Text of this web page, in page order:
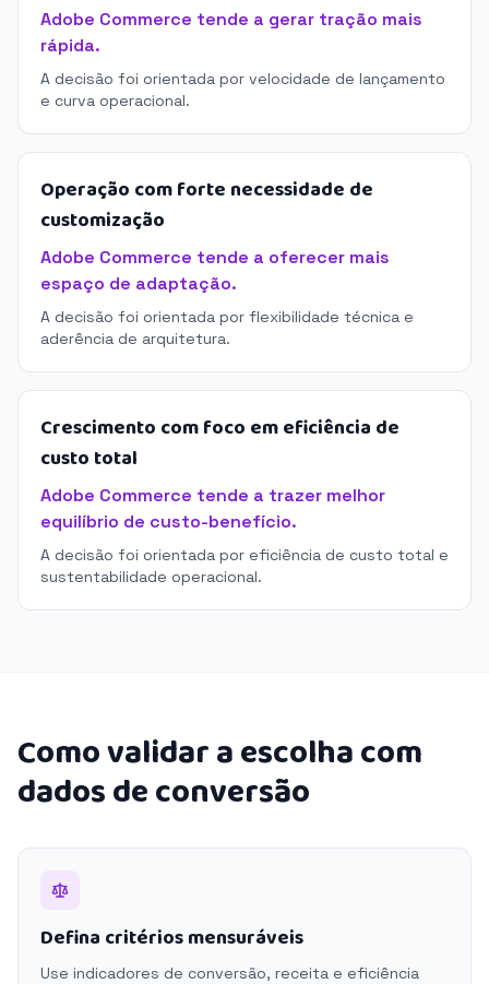
Adobe Commerce tende a gerar tração mais
rápida.
A decisão foi orientada por velocidade de lançamento
e curva operacional.
Operação com forte necessidade de
customização
Adobe Commerce tende a oferecer mais
espaço de adaptação.
A decisão foi orientada por flexibilidade técnica e
aderência de arquitetura.
Crescimento com foco em eficiência de
custo total
Adobe Commerce tende a trazer melhor
equilíbrio de custo-benefício.
A decisão foi orientada por eficiência de custo total e
sustentabilidade operacional.
Como validar a escolha com
dados de conversão
Defina critérios mensuráveis
Use indicadores de conversão, receita e eficiência